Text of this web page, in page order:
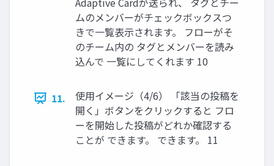
ムのメンバーがチェックボックスつ
きで一覧表示されます。 フローがそ
のチーム内の タグとメンバーを読み
込んで 一覧にしてくれます 10
11.
使用イメージ（4/6） 「該当の投稿を
開く」ボタンをクリックすると フロ
ーを開始した投稿がどれか確認する
ことが できます。 できます。 11